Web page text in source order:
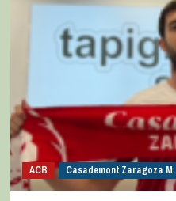
ACB Casademont Zaragoza M.